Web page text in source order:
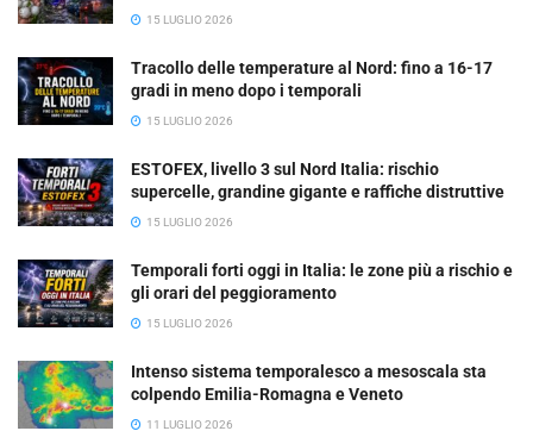
15 LUGLIO 2026
Tracollo delle temperature al Nord: fino a 16-17
gradi in meno dopo i temporali
15 LUGLIO 2026
ESTOFEX, livello 3 sul Nord Italia: rischio
supercelle, grandine gigante e raffiche distruttive
15 LUGLIO 2026
Temporali forti oggi in Italia: le zone più a rischio e
gli orari del peggioramento
15 LUGLIO 2026
Intenso sistema temporalesco a mesoscala sta
colpendo Emilia-Romagna e Veneto
11 LUGLIO 2026